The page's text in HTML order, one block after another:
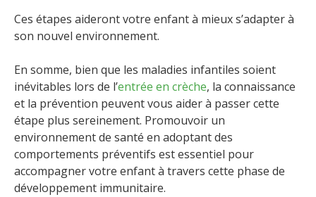
Ces étapes aideront votre enfant à mieux s’adapter à
son nouvel environnement.
En somme, bien que les maladies infantiles soient
inévitables lors de l’entrée en crèche, la connaissance
et la prévention peuvent vous aider à passer cette
étape plus sereinement. Promouvoir un
environnement de santé en adoptant des
comportements préventifs est essentiel pour
accompagner votre enfant à travers cette phase de
développement immunitaire.